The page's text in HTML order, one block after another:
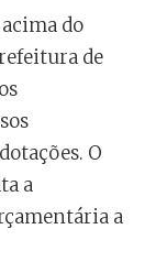
do
de
O
a
a